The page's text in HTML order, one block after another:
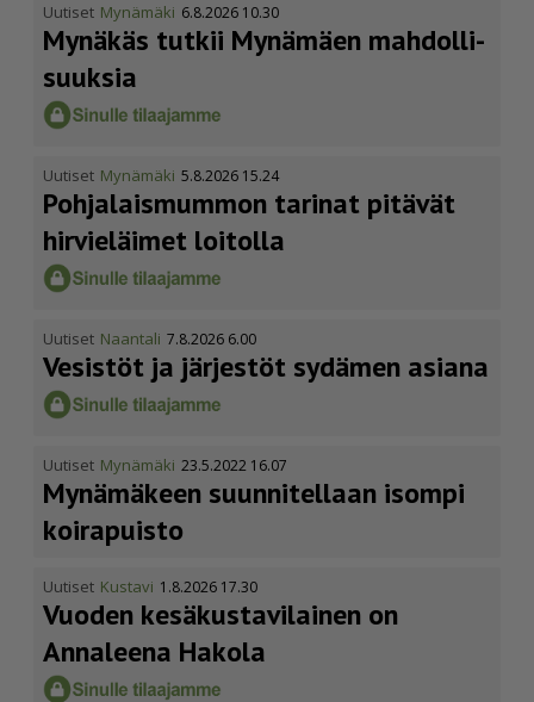
Uutiset Mynämäki 6.8.2026 10.30
Mynäkäs tutkii Mynämäen mahdol­li­
suuksia
Uutiset Mynämäki 5.8.2026 15.24
Pohja­lais­mummon tarinat pitävät
hirvieläimet loitolla
Uutiset Naantali 7.8.2026 6.00
Vesistöt ja järjestöt sydämen asiana
Uutiset Mynämäki 23.5.2022 16.07
Mynämäkeen suunnitellaan isompi
koirapuisto
Uutiset Kustavi 1.8.2026 17.30
Vuoden kesäkus­ta­vi­lainen on
Annaleena Hakola